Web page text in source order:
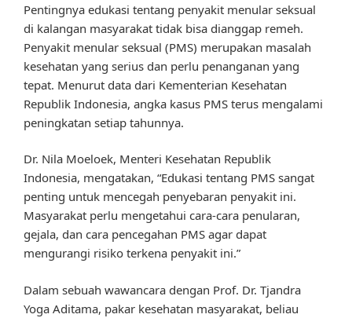
Pentingnya edukasi tentang penyakit menular seksual
di kalangan masyarakat tidak bisa dianggap remeh.
Penyakit menular seksual (PMS) merupakan masalah
kesehatan yang serius dan perlu penanganan yang
tepat. Menurut data dari Kementerian Kesehatan
Republik Indonesia, angka kasus PMS terus mengalami
peningkatan setiap tahunnya.
Dr. Nila Moeloek, Menteri Kesehatan Republik
Indonesia, mengatakan, “Edukasi tentang PMS sangat
penting untuk mencegah penyebaran penyakit ini.
Masyarakat perlu mengetahui cara-cara penularan,
gejala, dan cara pencegahan PMS agar dapat
mengurangi risiko terkena penyakit ini.”
Dalam sebuah wawancara dengan Prof. Dr. Tjandra
Yoga Aditama, pakar kesehatan masyarakat, beliau